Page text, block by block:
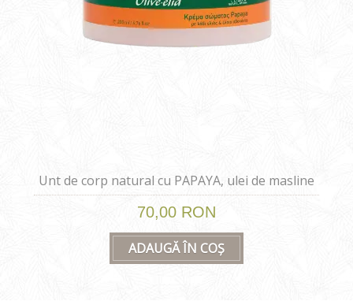
ADAUGĂ ÎN COȘ
Unt de corp natural cu PAPAYA, ulei de masline
si avocado 200 ml
70,00 RON